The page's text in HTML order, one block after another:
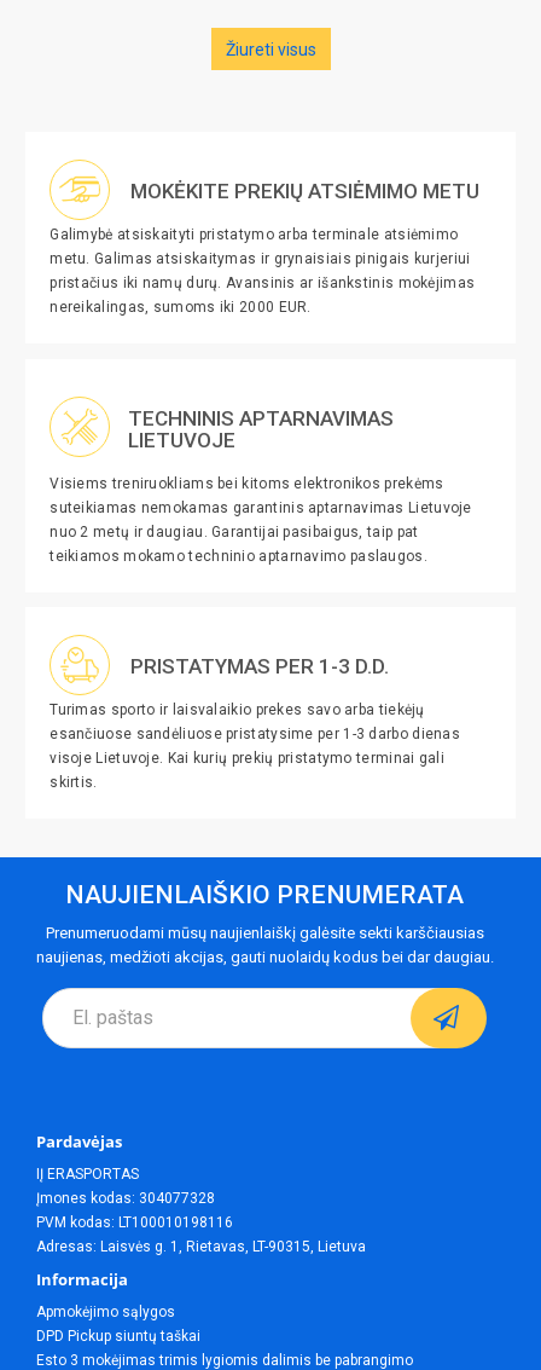
Žiureti visus
MOKĖKITE PREKIŲ ATSIĖMIMO METU
Galimybė atsiskaityti pristatymo arba terminale atsiėmimo
metu. Galimas atsiskaitymas ir grynaisiais pinigais kurjeriui
pristačius iki namų durų. Avansinis ar išankstinis mokėjimas
nereikalingas, sumoms iki 2000 EUR.
TECHNINIS APTARNAVIMAS
LIETUVOJE
Visiems treniruokliams bei kitoms elektronikos prekėms
suteikiamas nemokamas garantinis aptarnavimas Lietuvoje
nuo 2 metų ir daugiau. Garantijai pasibaigus, taip pat
teikiamos mokamo techninio aptarnavimo paslaugos.
PRISTATYMAS PER 1-3 D.D.
Turimas sporto ir laisvalaikio prekes savo arba tiekėjų
esančiuose sandėliuose pristatysime per 1-3 darbo dienas
visoje Lietuvoje. Kai kurių prekių pristatymo terminai gali
skirtis.
NAUJIENLAIŠKIO PRENUMERATA
Prenumeruodami mūsų naujienlaiškį galėsite sekti karščiausias
naujienas, medžioti akcijas, gauti nuolaidų kodus bei dar daugiau.
Pardavėjas
IĮ ERASPORTAS
Įmones kodas: 304077328
PVM kodas: LT100010198116
Adresas: Laisvės g. 1, Rietavas, LT-90315, Lietuva
Informacija
Apmokėjimo sąlygos
DPD Pickup siuntų taškai
Esto 3 mokėjimas trimis lygiomis dalimis be pabrangimo